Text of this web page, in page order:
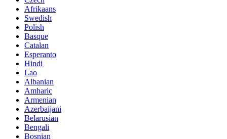
Afrikaans
Swedish
Polish
Basque
Catalan
Esperanto
Hindi
Lao
Albanian
Amharic
Armenian
Azerbaijani
Belarusian
Bengali
Bosnian